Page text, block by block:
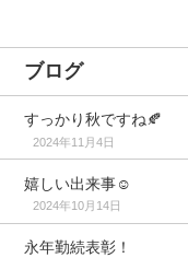
ブログ
すっかり秋ですね🍂
2024年11月4日
嬉しい出来事☺️
2024年10月14日
永年勤続表彰！